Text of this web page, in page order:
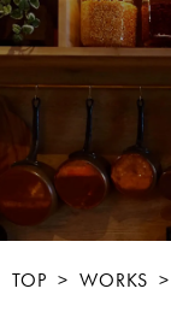
TOP >WORKS >